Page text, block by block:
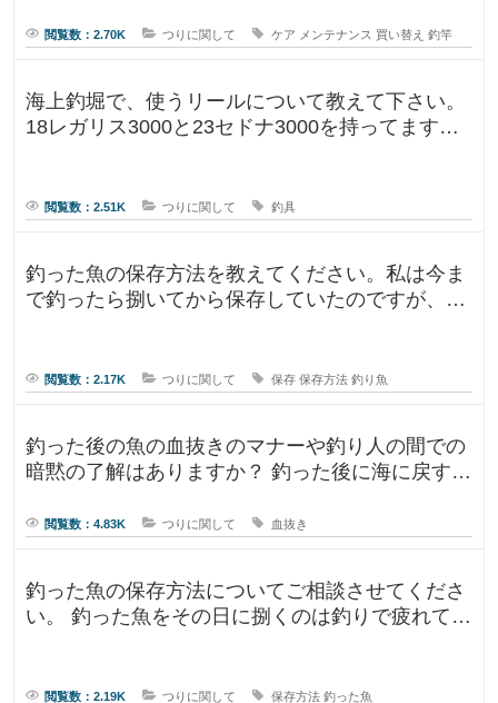
閲覧数：2.70K つりに関して ケア メンテナンス 買い替え 釣竿
海上釣堀で、使うリールについて教えて下さい。
18レガリス3000と23セドナ3000を持ってます。
閲覧数：2.51K つりに関して 釣具
釣った魚の保存方法を教えてください。私は今ま
で釣ったら捌いてから保存していたのですが、人
閲覧数：2.17K つりに関して 保存 保存方法 釣り魚
釣った後の魚の血抜きのマナーや釣り人の間での
暗黙の了解はありますか？ 釣った後に海に戻す
閲覧数：4.83K つりに関して 血抜き
釣った魚の保存方法についてご相談させてくださ
い。 釣った魚をその日に捌くのは釣りで疲れてい
閲覧数：2.19K つりに関して 保存方法 釣った魚